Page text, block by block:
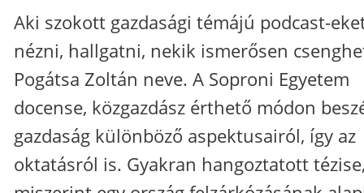
Aki szokott gazdasági témájú podcast-
nézni, hallgatni, nekik ismerősen
Pogátsa Zoltán neve. A Soproni Egyetem
docense, közgazdász érthető módon
gazdaság különböző aspektusairól, így az
oktatásról is. Gyakran hangoztatott